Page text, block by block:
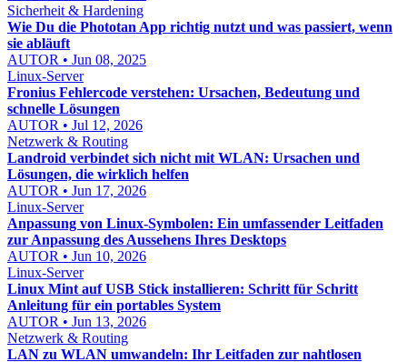
Sicherheit & Hardening
Wie Du die Phototan App richtig nutzt und was passiert, wenn
sie abläuft
AUTOR • Jun 08, 2025
Linux-Server
Fronius Fehlercode verstehen: Ursachen, Bedeutung und
schnelle Lösungen
AUTOR • Jul 12, 2026
Netzwerk & Routing
Landroid verbindet sich nicht mit WLAN: Ursachen und
Lösungen, die wirklich helfen
AUTOR • Jun 17, 2026
Linux-Server
Anpassung von Linux-Symbolen: Ein umfassender Leitfaden
zur Anpassung des Aussehens Ihres Desktops
AUTOR • Jun 10, 2026
Linux-Server
Linux Mint auf USB Stick installieren: Schritt für Schritt
Anleitung für ein portables System
AUTOR • Jun 13, 2026
Netzwerk & Routing
LAN zu WLAN umwandeln: Ihr Leitfaden zur nahtlosen